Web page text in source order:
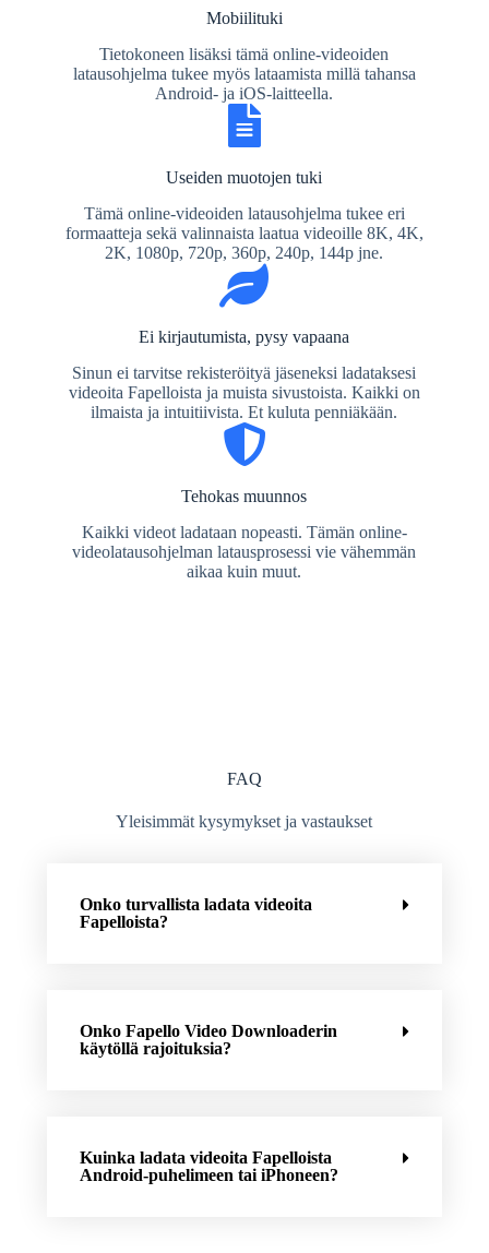
Mobiilituki
Tietokoneen lisäksi tämä online-videoiden
latausohjelma tukee myös lataamista millä tahansa
Android- ja iOS-laitteella.
Useiden muotojen tuki
Tämä online-videoiden latausohjelma tukee eri
formaatteja sekä valinnaista laatua videoille 8K, 4K,
2K, 1080p, 720p, 360p, 240p, 144p jne.
Ei kirjautumista, pysy vapaana
Sinun ei tarvitse rekisteröityä jäseneksi ladataksesi
videoita Fapelloista ja muista sivustoista. Kaikki on
ilmaista ja intuitiivista. Et kuluta penniäkään.
Tehokas muunnos
Kaikki videot ladataan nopeasti. Tämän online-
videolatausohjelman latausprosessi vie vähemmän
aikaa kuin muut.
FAQ
Yleisimmät kysymykset ja vastaukset
Onko turvallista ladata videoita
Fapelloista?
Onko Fapello Video Downloaderin
käytöllä rajoituksia?
Kuinka ladata videoita Fapelloista
Android-puhelimeen tai iPhoneen?